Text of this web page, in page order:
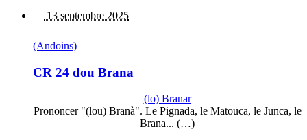
13 septembre 2025
(Andoins)
CR 24 dou Brana
(lo) Branar
Prononcer "(lou) Branà". Le Pignada, le Matouca, le Junca, le
Brana... (…)